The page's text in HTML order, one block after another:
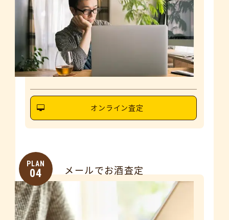
オンライン査定
PLAN
04 メールでお酒査定